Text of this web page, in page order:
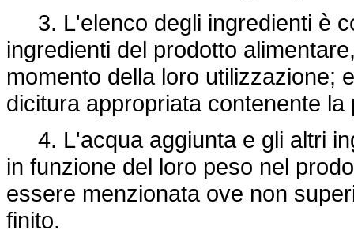
3. L'elenco degli ingredienti è
ingredienti del prodotto
momento della loro utilizzazione;
dicitura appropriata contenente la
4. L'acqua aggiunta e gli altri
in funzione del loro peso nel
essere menzionata ove non
finito.